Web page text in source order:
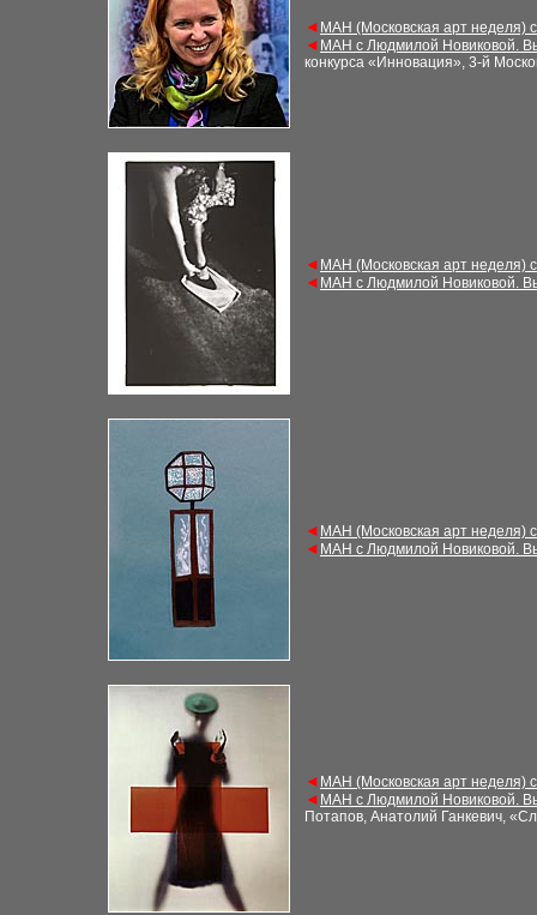
◄ МАН (Московская арт неделя)
◄ МАН с Людмилой Новиковой.
конкурса «Инновация», 3-й
◄ МАН (Московская арт неделя)
◄ МАН с Людмилой Новиковой.
◄ МАН (Московская арт неделя)
◄ МАН с Людмилой Новиковой.
◄ МАН (Московская арт неделя)
◄ МАН с Людмилой Новиковой.
Потапов, Анатолий Ганкевич,